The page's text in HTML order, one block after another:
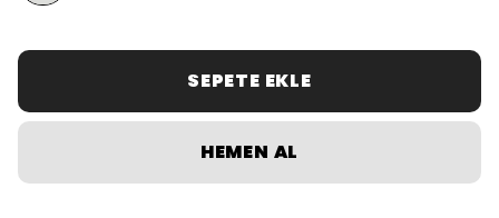
SEPETE EKLE
HEMEN AL